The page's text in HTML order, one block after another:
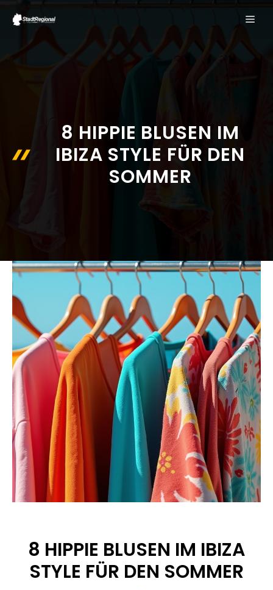
Inhalt
springen
8 HIPPIE BLUSEN IM
IBIZA STYLE FÜR DEN
SOMMER
8 HIPPIE BLUSEN IM IBIZA
STYLE FÜR DEN SOMMER